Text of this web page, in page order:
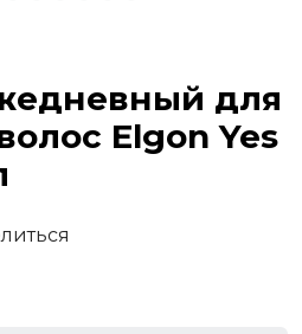
для
Elgon Yes